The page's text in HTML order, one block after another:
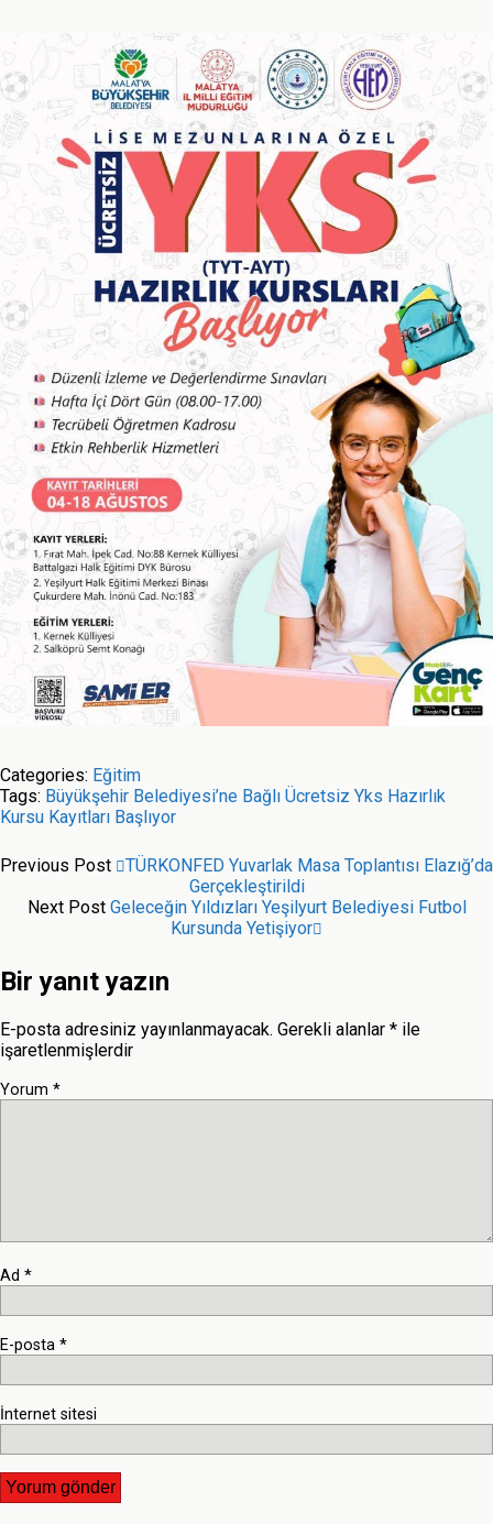
Categories: Eğitim
Tags: Büyükşehir Belediyesi’ne Bağlı Ücretsiz Yks Hazırlık
Kursu Kayıtları Başlıyor
Previous Post
TÜRKONFED Yuvarlak Masa Toplantısı Elazığ’da
Gerçekleştirildi
Next Post Geleceğin Yıldızları Yeşilyurt Belediyesi Futbol
Kursunda Yetişiyor
Bir yanıt yazın
E-posta adresiniz yayınlanmayacak. Gerekli alanlar * ile
işaretlenmişlerdir
Yorum *
Ad *
E-posta *
İnternet sitesi